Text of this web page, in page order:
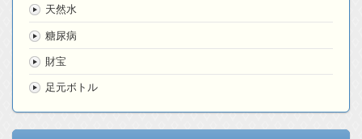
天然水
糖尿病
財宝
足元ボトル